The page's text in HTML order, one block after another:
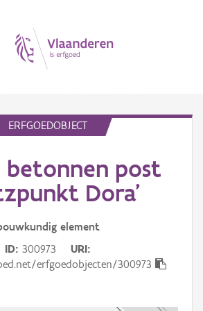
ERFGOEDOBJECT
betonnen post
Dora'
element
ID 300973
URI
erfgoedobjecten/300973